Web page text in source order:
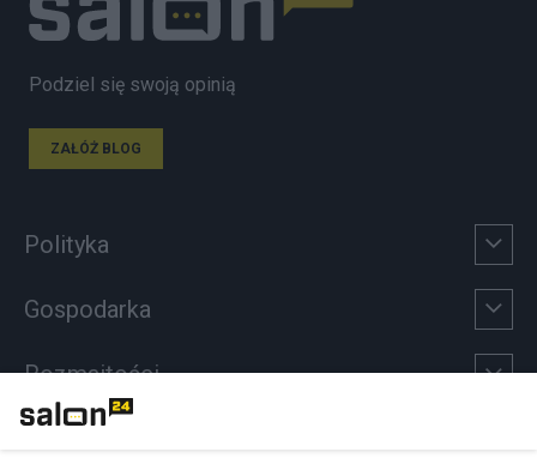
Podziel się swoją opinią
ZAŁÓŻ BLOG
Polityka
Gospodarka
Rozmaitości